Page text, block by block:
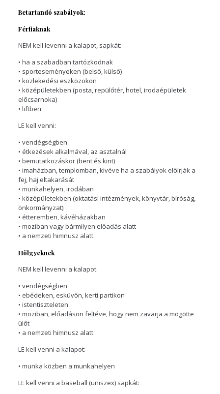
Betartandó szabályok:
Férfiaknak
NEM kell levenni a kalapot, sapkát:
• ha a szabadban tartózkodnak
• sporteseményeken (belső, külső)
• közlekedési eszközökön
• középületekben (posta, repülőtér, hotel, irodaépületek
előcsarnoka)
• liftben
LE kell venni:
• vendégségben
• étkezések alkalmával, az asztalnál
• bemutatkozáskor (bent és kint)
• imaházban, templomban, kivéve ha a szabályok előírják a
fej, haj eltakarását
• munkahelyen, irodában
• középületekben (oktatási intézmények, könyvtár, bíróság,
önkormányzat)
• étteremben, kávéházakban
• moziban vagy bármilyen előadás alatt
• a nemzeti himnusz alatt
Hölgyeknek
NEM kell levenni a kalapot:
• vendégségben
• ebédeken, esküvőn, kerti partikon
• istentiszteleten
• moziban, előadáson feltéve, hogy nem zavarja a mögötte
ülőt
• a nemzeti himnusz alatt
LE kell venni a kalapot:
• munka közben a munkahelyen
LE kell venni a baseball (uniszex) sapkát: